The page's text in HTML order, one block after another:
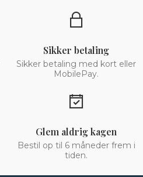
Sikker betaling
Sikker betaling med kort eller
MobilePay.
Glem aldrig kagen
Bestil op til 6 måneder frem i
tiden.